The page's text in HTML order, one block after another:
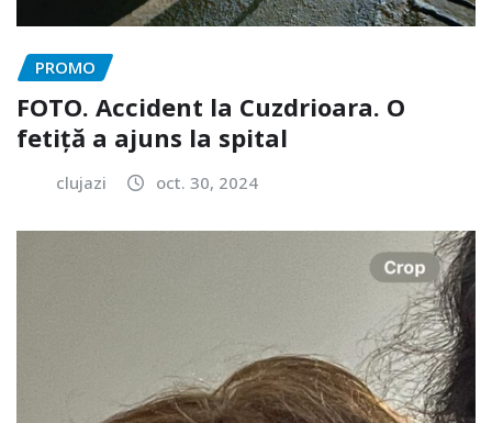
PROMO
FOTO. Accident la Cuzdrioara. O
fetiță a ajuns la spital
clujazi oct. 30, 2024